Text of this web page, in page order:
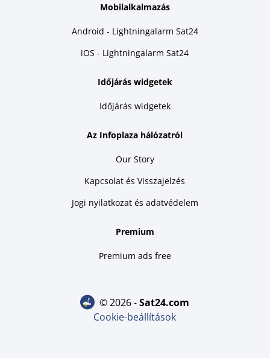
Mobilalkalmazás
Android - Lightningalarm Sat24
iOS - Lightningalarm Sat24
Időjárás widgetek
Időjárás widgetek
Az Infoplaza hálózatról
Our Story
Kapcsolat és Visszajelzés
Jogi nyilatkozat és adatvédelem
Premium
Premium ads free
© 2026 - sat24.com
Cookie-beállítások